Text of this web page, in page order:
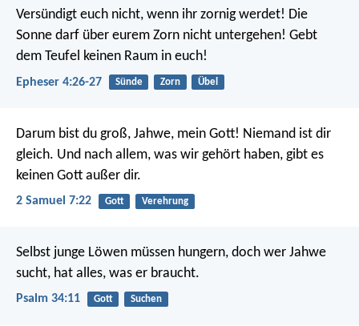
Versündigt euch nicht, wenn ihr zornig werdet! Die
Sonne darf über eurem Zorn nicht untergehen! Gebt
dem Teufel keinen Raum in euch!
Epheser 4:26-27 Sünde Zorn Übel
Darum bist du groß, Jahwe, mein Gott! Niemand ist dir
gleich. Und nach allem, was wir gehört haben, gibt es
keinen Gott außer dir.
2 Samuel 7:22 Gott Verehrung
Selbst junge Löwen müssen hungern, doch wer Jahwe
sucht, hat alles, was er braucht.
Psalm 34:11 Gott Suchen